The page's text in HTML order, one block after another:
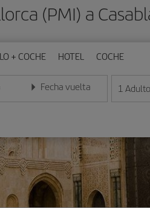
(PMI) a
+ COCHE HOTEL COCHE
en formato día/mes/año
Fecha vuelta
Introduce la fecha en formato día/
1 Adulto